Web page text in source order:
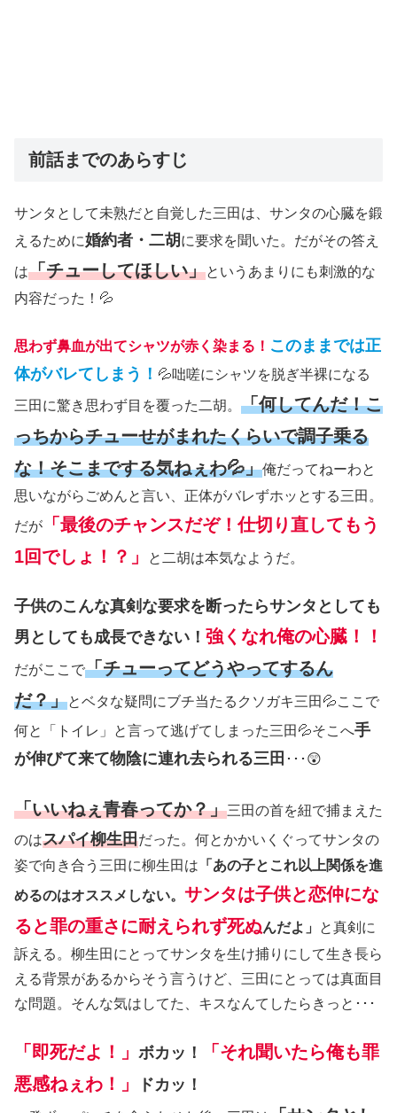
前話までのあらすじ
サンタとして未熟だと自覚した三田は、サンタの心臓を鍛
えるために婚約者・二胡に要求を聞いた。だがその答え
は「チューしてほしい」というあまりにも刺激的な
内容だった！💦
思わず鼻血が出てシャツが赤く染まる！ このままでは正
体がバレてしまう！ 💦咄嗟にシャツを脱ぎ半裸になる
三田に驚き思わず目を覆った二胡。 「何してんだ！こ
っちからチューせがまれたくらいで調子乗る
な！そこまでする気ねぇわ💦」俺だってねーわと
思いながらごめんと言い、正体がバレずホッとする三田。
だが
「最後のチャンスだぞ！仕切り直してもう
1回でしょ！？」
と二胡は本気なようだ。
子供のこんな真剣な要求を断ったらサンタとしても
男としても成長できない！ 強くなれ俺の心臓！！
だがここで「チューってどうやってするん
だ？」とベタな疑問にブチ当たるクソガキ三田💦ここで
何と「トイレ」と言って逃げてしまった三田💦そこへ手
が伸びて来て物陰に連れ去られる三田 ･･･😲
「いいねぇ青春ってか？」三田の首を紐で捕まえた
のはスパイ柳生田だった。何とかかいくぐってサンタの
姿で向き合う三田に柳生田は 「あの子とこれ以上関係を進
めるのはオススメしない。 サンタは子供と恋仲にな
ると罪の重さに耐えられず死ぬんだよ」
と真剣に
訴える。柳生田にとってサンタを生け捕りにして生き長ら
える背景があるからそう言うけど、三田にとっては真面目
な問題。そんな気はしてた、キスなんてしたらきっと･･･
「即死だよ！」 ボカッ！
「それ聞いたら俺も罪
悪感ねぇわ！」
ドカッ！